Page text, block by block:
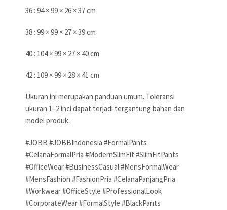
36 : 94 × 99 × 26 × 37 cm
38 : 99 × 99 × 27 × 39 cm
40 : 104 × 99 × 27 × 40 cm
42 : 109 × 99 × 28 × 41 cm
Ukuran ini merupakan panduan umum. Toleransi
ukuran 1–2 inci dapat terjadi tergantung bahan dan
model produk.
#JOBB #JOBBIndonesia #FormalPants
#CelanaFormalPria #ModernSlimFit #SlimFitPants
#OfficeWear #BusinessCasual #MensFormalWear
#MensFashion #FashionPria #CelanaPanjangPria
#Workwear #OfficeStyle #ProfessionalLook
#CorporateWear #FormalStyle #BlackPants